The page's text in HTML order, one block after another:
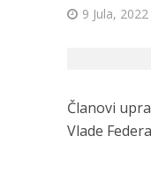
9 Jula, 2022
Članovi
Vlade